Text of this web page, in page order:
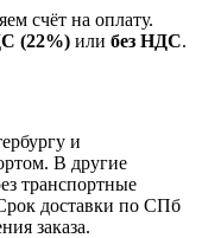
счёт на оплату.
(22%) или без НДС.
и
В другие
транспортные
доставки по СПб
заказа.